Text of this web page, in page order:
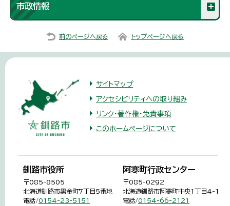
市政情報
前のページへ戻る トップページへ戻る
サイトマップ
アクセシビリティへの取り組み
リンク・著作権・免責事項
このホームページについて
釧路市役所
〒085-8505
北海道釧路市黒金町7丁目5番地
電話/0154-23-5151
阿寒町行政センター
〒085-0292
北海道釧路市阿寒町中央1丁目4-1
電話/0154-66-2121